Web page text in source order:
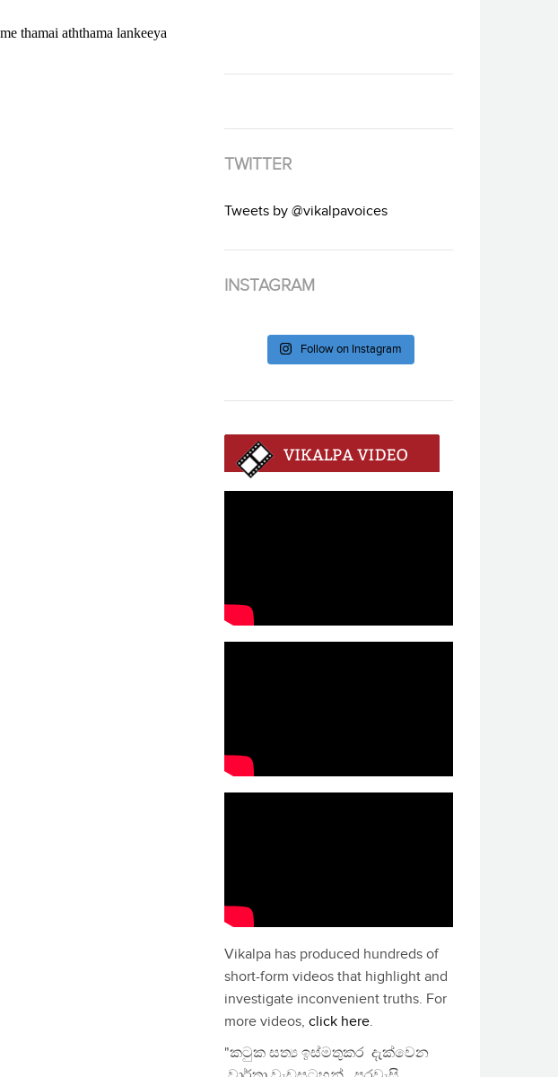
TWITTER
Tweets by @vikalpavoices
INSTAGRAM
Follow on Instagram
Vikalpa has produced hundreds of
short-form videos that highlight and
investigate inconvenient truths. For
more videos, click here.
"කටුක සත්‍ය ඉස්මතුකර දැක්වෙන